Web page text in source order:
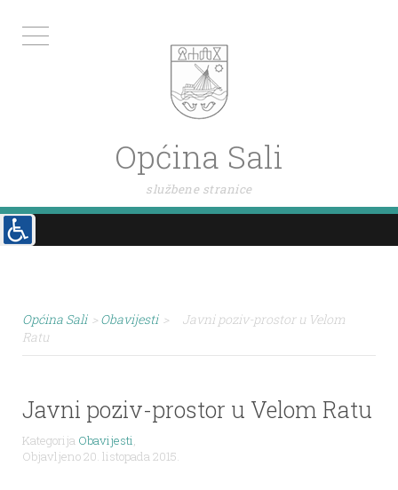
Općina Sali
službene stranice
Općina Sali > Obavijesti >
Javni poziv-prostor u Velom
Ratu
Javni poziv-prostor u Velom Ratu
Kategorija Obavijesti,
Objavljeno 20. listopada 2015.